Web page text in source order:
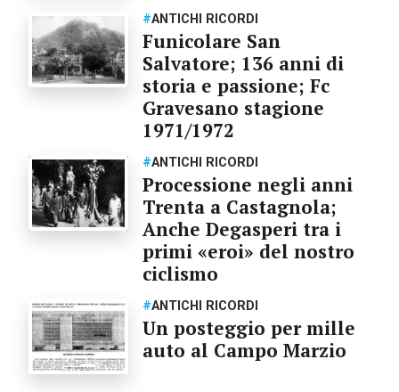
#ANTICHI RICORDI
Funicolare San
Salvatore; 136 anni di
storia e passione; Fc
Gravesano stagione
1971/1972
#ANTICHI RICORDI
Processione negli anni
Trenta a Castagnola;
Anche Degasperi tra i
primi «eroi» del nostro
ciclismo
#ANTICHI RICORDI
Un posteggio per mille
auto al Campo Marzio